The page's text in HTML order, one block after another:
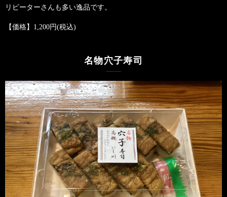
リピーターさんも多い逸品です。
【価格】1,200円(税込)
名物穴子寿司